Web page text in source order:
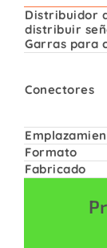
Distribuidor
distribuir
Garras para
Conectores
Formato
Fabricado